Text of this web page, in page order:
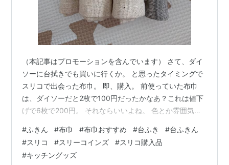
（本記事はプロモーションを含んでいます） さて、ダイ
ソーに台拭きでも買いに行くか。 と思ったタイミングで
スリコで出会った布巾。 即、購入。 前使っていた布巾
は、ダイソーだと2枚で100円だったかなあ？これは値下
げで6枚で200円。 それならいいよね。 色とか雰囲気も
てすごく迷ってうろうろしちゃうから、一種類だけ売っ
ているなら時短にもなる(笑) アズマ工業(Azuma
Industrial) TKふしぎクロス 4色組 ふきん 台ふき ぞうき
#ふきん #布巾 #布巾おすすめ #台ふき #台ふきん
#スリコ #スリーコインズ #スリコ購入品
#キッチングッズ